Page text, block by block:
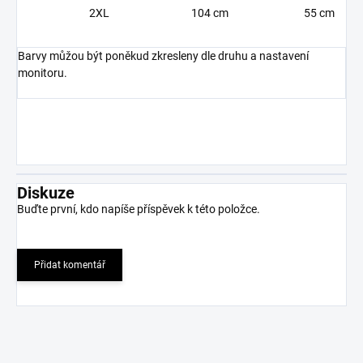
2XL 104 cm 55 cm
Barvy můžou být poněkud zkresleny dle druhu a nastavení
monitoru.
Diskuze
Buďte první, kdo napíše příspěvek k této položce.
Přidat komentář